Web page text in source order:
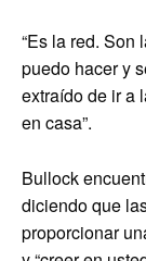
“Es la red. Son
puedo hacer y
extraído de ir a
en casa”.
Bullock
diciendo que
proporcionar